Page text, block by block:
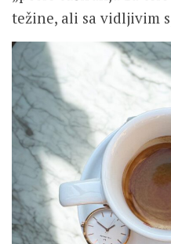
težine, ali sa vidljivim